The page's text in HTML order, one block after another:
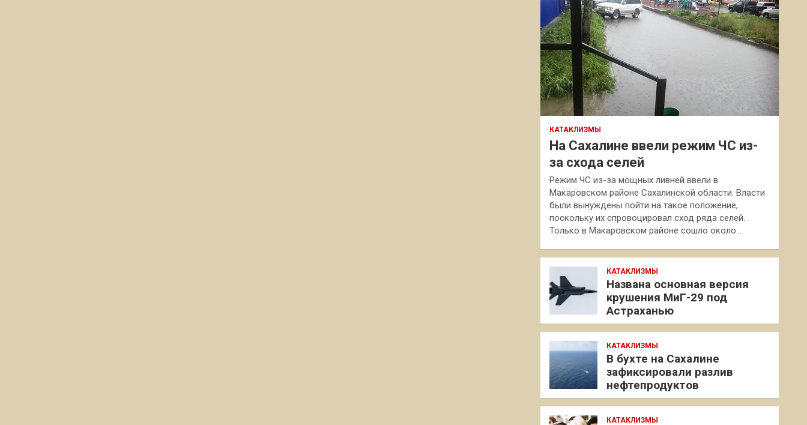
КАТАКЛИЗМЫ
На Сахалине ввели режим ЧС из-
за схода селей
Режим ЧС из-за мощных ливней ввели в
Макаровском районе Сахалинской области. Власти
были вынуждены пойти на такое положение,
поскольку их спровоцировал сход ряда селей.
Только в Макаровском районе сошло около…
КАТАКЛИЗМЫ
Названа основная версия
крушения МиГ-29 под
Астраханью
КАТАКЛИЗМЫ
В бухте на Сахалине
зафиксировали разлив
нефтепродуктов
КАТАКЛИЗМЫ